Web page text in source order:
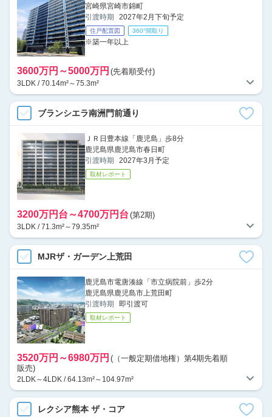
宮崎県宮崎市錦町
引渡時期
2027年2月下旬予定
住戸配置図 360°間取り
※築一年以上
3600万円～5000万円 (先着順受付)
3LDK / 70.14m²～75.3m²
ブランシエラ南洲門前通り
ＪＲ日豊本線「鹿児島」歩8分
鹿児島県鹿児島市春日町
引渡時期
2027年3月予定
取材レポート
3200万円台～4700万円台 (第2期)
3LDK / 71.3m²～79.35m²
MJRザ・ガーデン上荒田
鹿児島市電唐湊線「市立病院前」歩2分
鹿児島県鹿児島市上荒田町
引渡時期
即引渡可
取材レポート
3520万円～6980万円 (（一般定期借地権）第4期先着順
販売)
2LDK～4LDK / 64.13m²～104.97m²
レクシア熊本 ザ・コア